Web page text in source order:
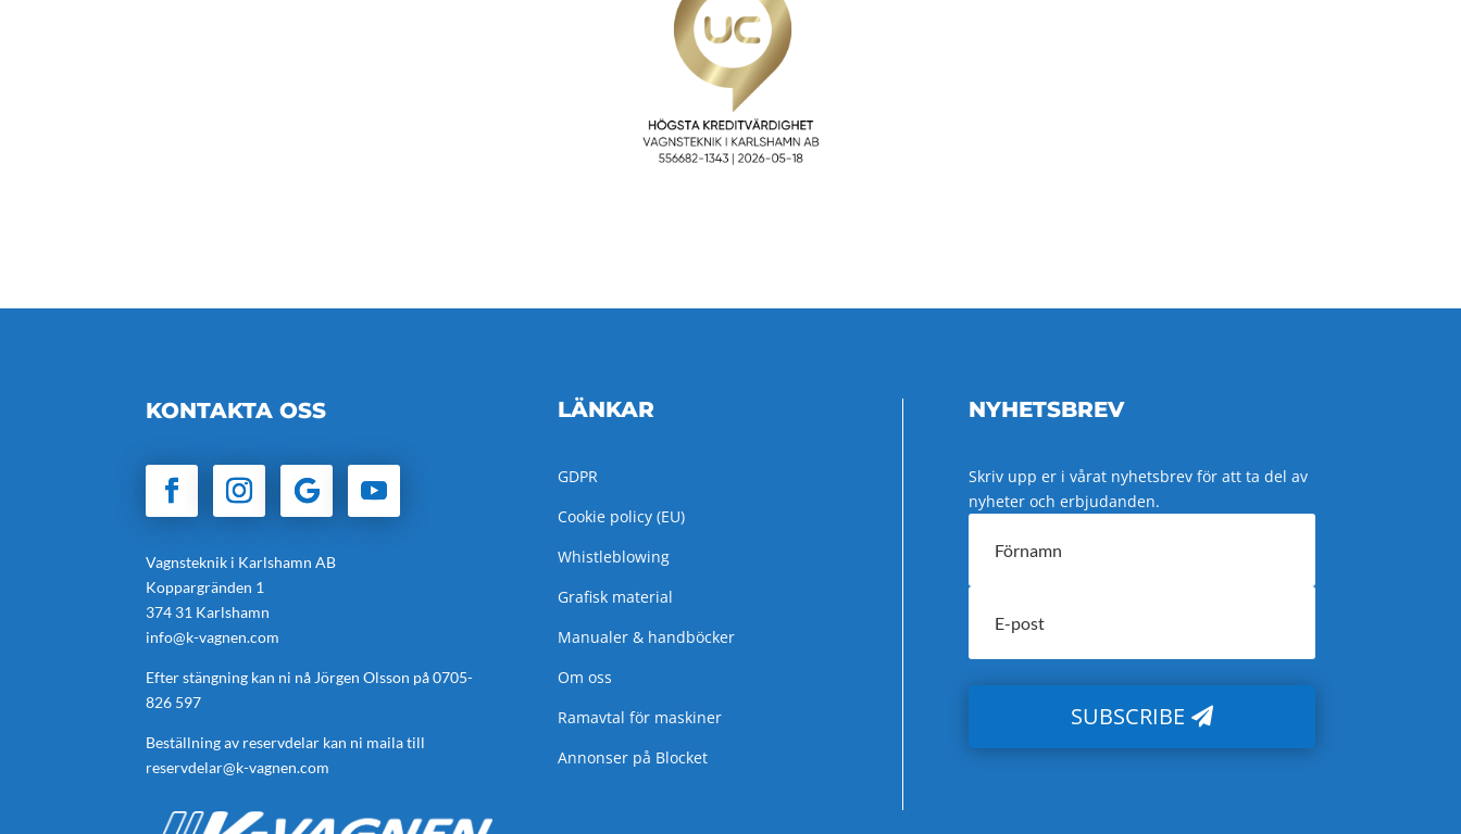
KONTAKTA OSS
Vagnsteknik i Karlshamn AB
Koppargränden 1
374 31 Karlshamn
info@k-vagnen.com
Efter stängning kan ni nå Jörgen Olsson på0705-
826 597
Beställning av reservdelar kan ni maila till
reservdelar@k-vagnen.com
LÄNKAR
GDPR
Cookie policy (EU)
Whistleblowing
Grafisk material
Manualer & handböcker
Om oss
Ramavtal för maskiner
Annonser på Blocket
NYHETSBREV
Skriv upp er i vårat nyhetsbrev för att ta del av
nyheter och erbjudanden.
SUBSCRIBE